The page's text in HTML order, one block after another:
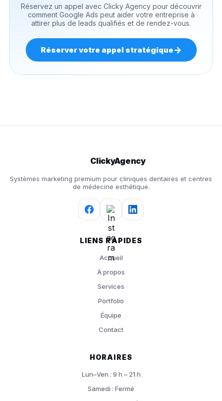
Réservez un appel avec Clicky Agency pour découvrir
comment Google Ads peut aider votre entreprise à
attirer plus de leads qualifiés et de rendez-vous.
Réserver votre appel stratégique→
ClickyAgency
Systèmes marketing premium pour cliniques dentaires et centres
de médecine esthétique.
LIENS RAPIDES
Accueil
À propos
Services
Portfolio
Équipe
Contact
HORAIRES
Lun–Ven : 9 h – 21 h
Samedi : Fermé